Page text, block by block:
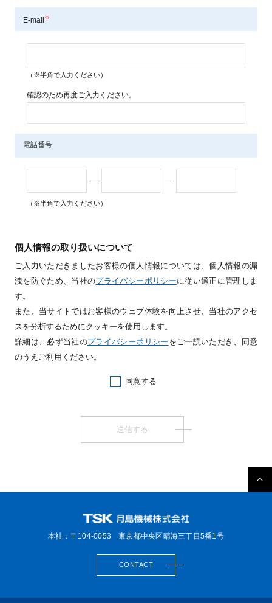
E-mail ※
（※半角で入力ください）
確認のため再度ご入力ください。
電話番号
— —
（※半角で入力ください）
個人情報の取り扱いについて
ご入力いただきましたお客様の個人情報については、個人情報の漏
洩を防ぐため、当社のプライバシーポリシーに従い適正に管理しま
す。
また、当サイトではお客様のウェブ体験を向上させ、当社のアクセ
スを分析するためにクッキーを使用します。
詳細は、必ず当社のプライバシーポリシー をご一読いただき、同意
のうえご利用ください。
同意する
本社：〒104-0053東京都中央区晴海三丁目5番1号
CONTACT